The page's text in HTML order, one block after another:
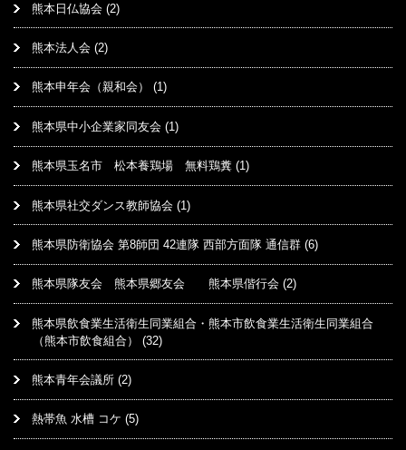
熊本日仏協会 (2)
熊本法人会 (2)
熊本申年会（親和会） (1)
熊本県中小企業家同友会 (1)
熊本県玉名市 松本養鶏場 無料鶏糞 (1)
熊本県社交ダンス教師協会 (1)
熊本県防衛協会 第8師団 42連隊 西部方面隊 通信群 (6)
熊本県隊友会 熊本県郷友会 熊本県偕行会 (2)
熊本県飲食業生活衛生同業組合・熊本市飲食業生活衛生同業組合
（熊本市飲食組合） (32)
熊本青年会議所 (2)
熱帯魚 水槽 コケ (5)